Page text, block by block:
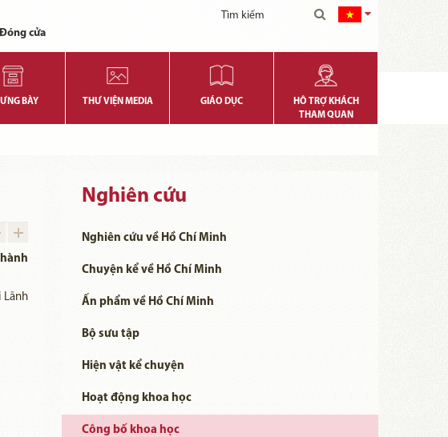
Đóng cửa
BÀY THƯ VIỆN MEDIA GIÁO DỤC
HỖ TRỢ KHÁCH
THAM QUAN
Lãnh
Nghiên cứu
Nghiên cứu về Hồ Chí Minh
Chuyện kể về Hồ Chí Minh
Ấn phẩm về Hồ Chí Minh
Bộ sưu tập
Hiện vật kể chuyện
Hoạt động khoa học
Công bố khoa học